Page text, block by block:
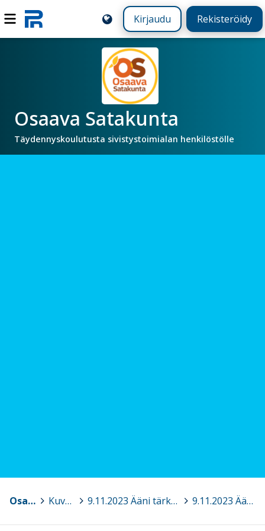
Kirjaudu Rekisteröidy
Osaava Satakunta
Täydennyskoulutusta sivistystoimialan henkilöstölle
Osaava Satakunta Kuvagalleria 9.11.2023 Ääni tärkeänä työvälineenä - Ääniergonomian koulutusta ja käytännön harjoituksia sivistystoimialan puhetyöläisille, Pori > 9.11.2023 Ääniergonomia.jpg